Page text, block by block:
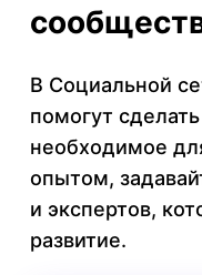
В Социальной
помогут
необходимое
опытом,
и экспертов,
развитие.